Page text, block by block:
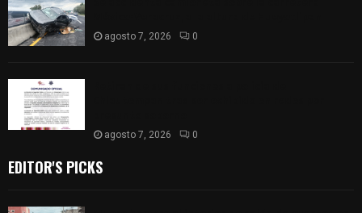
agosto 7, 2026 0
agosto 7, 2026 0
EDITOR'S PICKS